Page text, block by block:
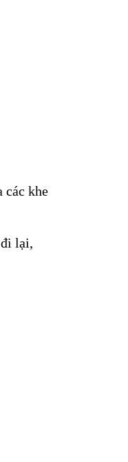
các khe
lại,